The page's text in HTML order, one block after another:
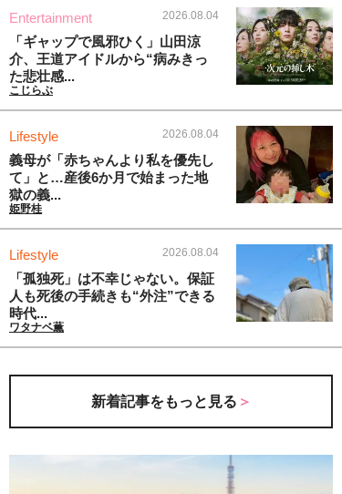
Entertainment 2026.08.04
「ギャップで風邪ひく」山田涼
介、王道アイドルから“病みきっ
た悲壮感...
こじらぶ
Lifestyle 2026.08.04
義母が「赤ちゃんより私を優先し
て」と…産後6か月で始まった地
獄の義...
姫野桂
Lifestyle 2026.08.04
「孤独死」は不幸じゃない。保証
人も死後の手続きも“外注”できる
時代...
ワタナベ薫
新着記事をもっと見る